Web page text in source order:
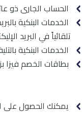
الحساب الجارى ذو
الخدمات البنكية
تلقائياً في البريد
الخدمات البنكية
بطاقات الخصم فيزا
يمكنك الحصول على